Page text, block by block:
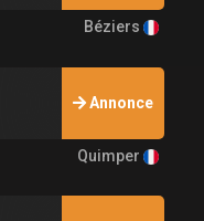
Béziers
Annonce
Quimper